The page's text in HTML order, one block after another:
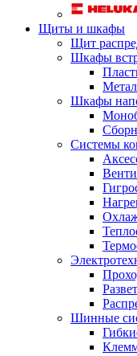
Щиты и шкафы
Щит
Шкафы
Шкафы
Системы
Шинные